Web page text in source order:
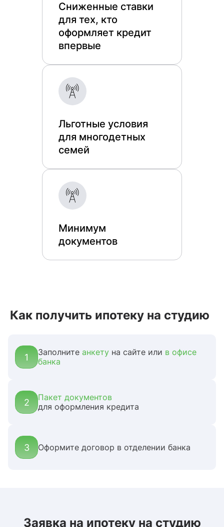
Сниженные ставки
для тех, кто
оформляет кредит
впервые
Льготные условия
для многодетных
семей
Минимум
документов
Как получить ипотеку на студию
1 Заполните анкету на сайте или в офисе
банка
2
Пакет документов
для оформления кредита
3 Оформите договор в отделении банка
Заявка на ипотеку на студию